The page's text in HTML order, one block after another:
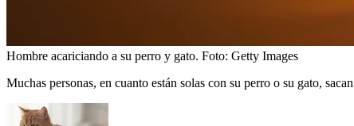
Hombre acariciando a su perro y gato. Foto: Getty Images
Muchas personas, en cuanto están solas con su perro o su gato,